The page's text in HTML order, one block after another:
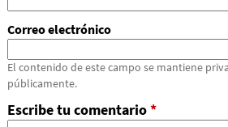
Correo electrónico
El contenido de este campo se mantiene
públicamente.
Escribe tu comentario*